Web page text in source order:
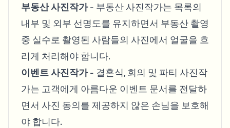
부동산 사진작가- 부동산 사진작가는 목록의
내부 및 외부 선명도를 유지하면서 부동산 촬영
중 실수로 촬영된 사람들의 사진에서 얼굴을 흐
리게 처리해야 합니다.
이벤트 사진작가- 결혼식, 회의 및 파티 사진작
가는 고객에게 아름다운 이벤트 문서를 전달하
면서 사진 동의를 제공하지 않은 손님을 보호해
야 합니다.